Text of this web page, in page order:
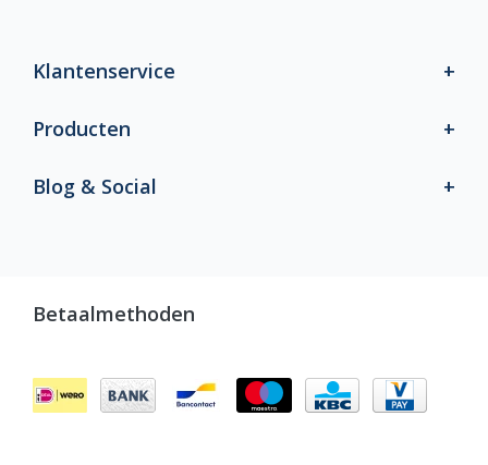
Klantenservice
Producten
Blog & Social
Betaalmethoden